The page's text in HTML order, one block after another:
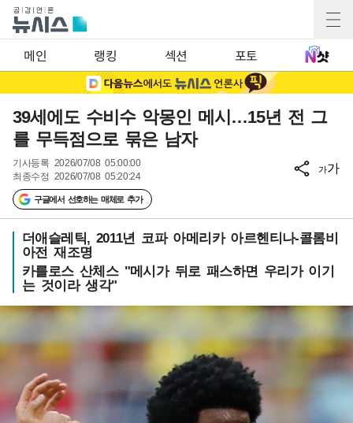
메인 랭킹 섹션 포토
39세에도 수비수 악몽인 메시…15년 전 그
를 무득점으로 묶은 남자
기사등록 2026/07/08 05:00:00
최종수정 2026/07/08 05:20:24
구글에서 선호하는 매체로 추가
가가
더애슬레틱, 2011년 코파 아메리카 아르헨티나-콜롬비
아전 재조명
카를로스 산체스 "메시가 뒤로 패스하면 우리가 이기
는 것이라 생각"